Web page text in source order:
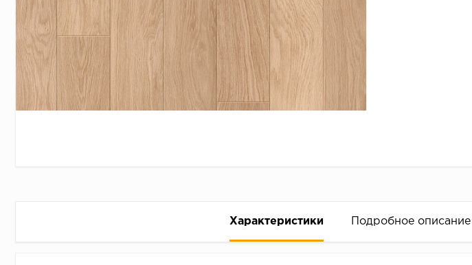
Характеристики Подробное описание